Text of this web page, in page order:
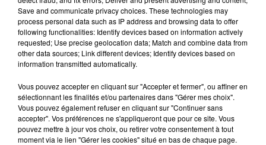
100%
100% Radio les infos des Hautes-Pyrénées
11 juin 2025 - 4 min 19 sec
LES INFOS DES HAUTES-PYRÉNÉES DU
11/06/2025 À 07H30
Save and communicate privacy choices. These technologies may
process personal data such as IP address and browsing data to offer
following functionalities: Identify devices based on information actively
requested; Use precise geolocation data; Match and combine data from
other data sources; Link different devices; Identify devices based on
information transmitted automatically.
Vous pouvez accepter en cliquant sur "Accepter et fermer", ou affiner en
sélectionnant les finalités et/ou partenaires dans "Gérer mes choix".
Vous pouvez également refuser en cliquant sur "Continuer sans
accepter". Vos préférences ne s'appliqueront que pour ce site. Vous
pouvez mettre à jour vos choix, ou retirer votre consentement à tout
moment via le lien "Gérer les cookies" situé en bas de chaque page.